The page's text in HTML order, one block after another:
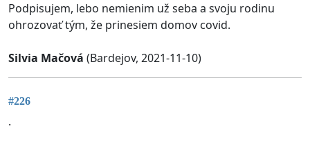
Podpisujem, lebo nemienim už seba a svoju rodinu
ohrozovať tým, že prinesiem domov covid.
Silvia Mačová (Bardejov, 2021-11-10)
#226
.